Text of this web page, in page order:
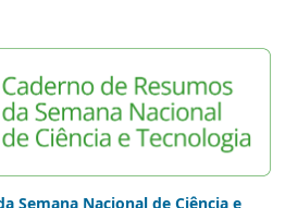
Semana Nacional de Ciência e